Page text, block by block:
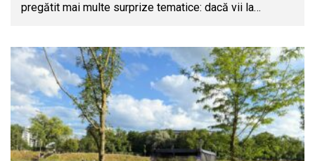
pregătit mai multe surprize tematice: dacă vii la…